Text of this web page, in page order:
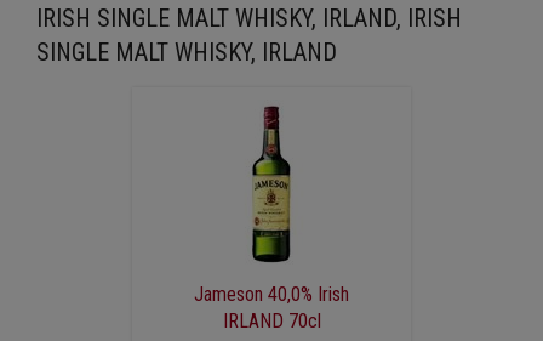
IRISH SINGLE MALT WHISKY, IRLAND, IRISH
SINGLE MALT WHISKY, IRLAND
Jameson 40,0% Irish
IRLAND 70cl